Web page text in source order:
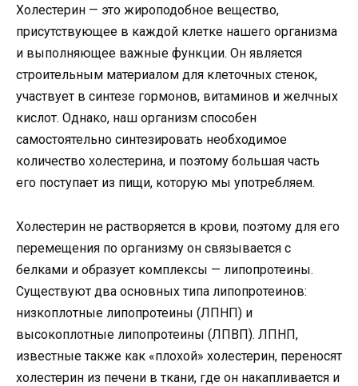
Холестерин — это жироподобное вещество,
присутствующее в каждой клетке нашего организма
и выполняющее важные функции. Он является
строительным материалом для клеточных стенок,
участвует в синтезе гормонов, витаминов и желчных
кислот. Однако, наш организм способен
самостоятельно синтезировать необходимое
количество холестерина, и поэтому большая часть
его поступает из пищи, которую мы употребляем.
Холестерин не растворяется в крови, поэтому для его
перемещения по организму он связывается с
белками и образует комплексы — липопротеины.
Существуют два основных типа липопротеинов:
низкоплотные липопротеины (ЛПНП) и
высокоплотные липопротеины (ЛПВП). ЛПНП,
известные также как «плохой» холестерин, переносят
холестерин из печени в ткани, где он накапливается и